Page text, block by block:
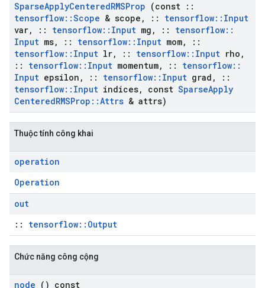
SparseApplyCenteredRMSProp (const ::
tensorflow::Scope & scope , :: tensorflow:: Input
var, :: tensorflow:: Input mg , :: tensorflow::
Input ms, :: tensorflow:: Input mom,
::
tensorflow:: Input lr, :: tensorflow:: Input rho ,
::
tensorflow:: Input momentum, :: tensorflow::
Input epsilon , :: tensorflow:: Input grad ,
::
tensorflow:: Input indices, const SparseApply
CenteredRMSProp ::Attrs & attrs)
Thuộc tính công khai
operation
Operation
out
:: tensorflow::Output
Chức năng công cộng
node () const